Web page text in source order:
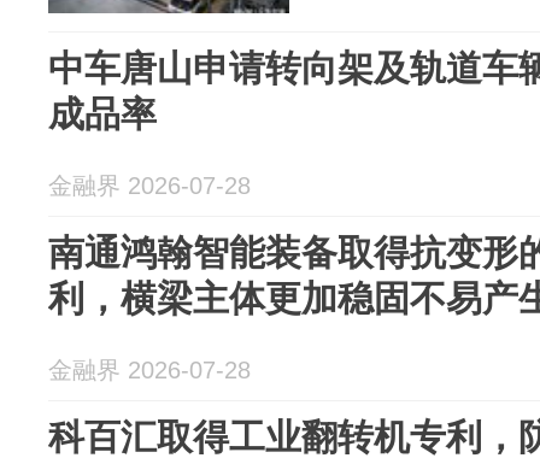
中车唐山申请转向架及轨道车
成品率
金融界 2026-07-28
南通鸿翰智能装备取得抗变形
利，横梁主体更加稳固不易产
金融界 2026-07-28
科百汇取得工业翻转机专利，